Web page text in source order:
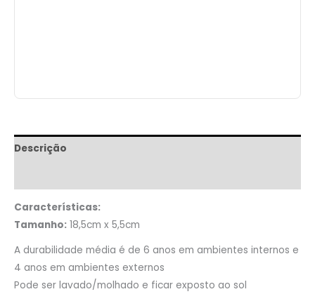
Descrição
Características:
Tamanho: 18,5cm x 5,5cm
A durabilidade média é de 6 anos em ambientes internos e
4 anos em ambientes externos
Pode ser lavado/molhado e ficar exposto ao sol